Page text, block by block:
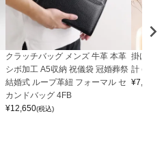
クラッチバッグ メンズ 牛革 本革
シボ加工 A5収納 祝儀袋 冠婚葬祭
結婚式 ループ革紐 フォーマル セ
カンドバッグ 4FB
¥12,650(税込)
掛け時
計
¥7,150